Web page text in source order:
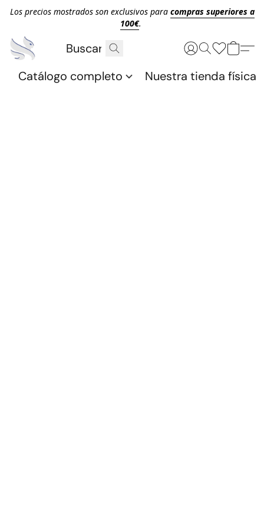
Los precios mostrados son exclusivos para compras superiores a
100€.
Catálogo completo Nuestra tienda física